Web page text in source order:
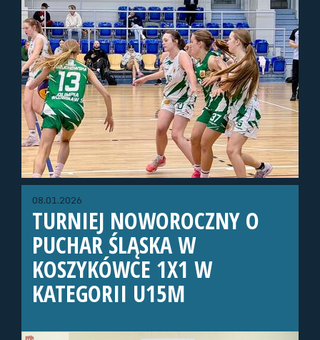
08.01.2026
TURNIEJ NOWOROCZNY O
PUCHAR ŚLĄSKA W
KOSZYKÓWCE 1X1 W
KATEGORII U15M